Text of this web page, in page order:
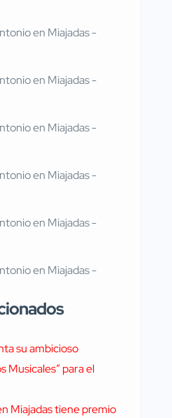
su ambicioso
Musicales” para el
Miajadas tiene premio